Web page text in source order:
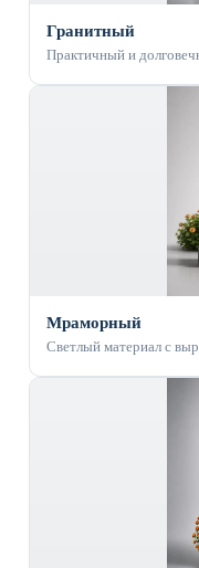
Гранитный
Практичный и
Мраморный
Светлый материал с